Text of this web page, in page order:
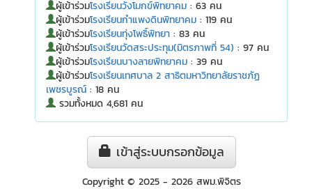
ผู้เข้าร่วมโรงเรียนวังโมกข์พิทยาคม : 63 คน
ผู้เข้าร่วมโรงเรียนกำแพงดินพิทยาคม : 119 คน
ผู้เข้าร่วมโรงเรียนทุ่งโพธิ์พิทยา : 83 คน
ผู้เข้าร่วมโรงเรียนวัดสระประทุม(มิตรภาพที่ 54) : 97 คน
ผู้เข้าร่วมโรงเรียนบางลายพิทยาคม : 39 คน
ผู้เข้าร่วมโรงเรียนเทศบาล 2 สาธิตมหาวิทยาลัยราชภัฏ
เพชรบูรณ์ : 18 คน
รวมทั้งหมด 4,681 คน
เข้าสู่ระบบกรอกข้อมูล
Copyright © 2025 - 2026 สพม.พิจิตร